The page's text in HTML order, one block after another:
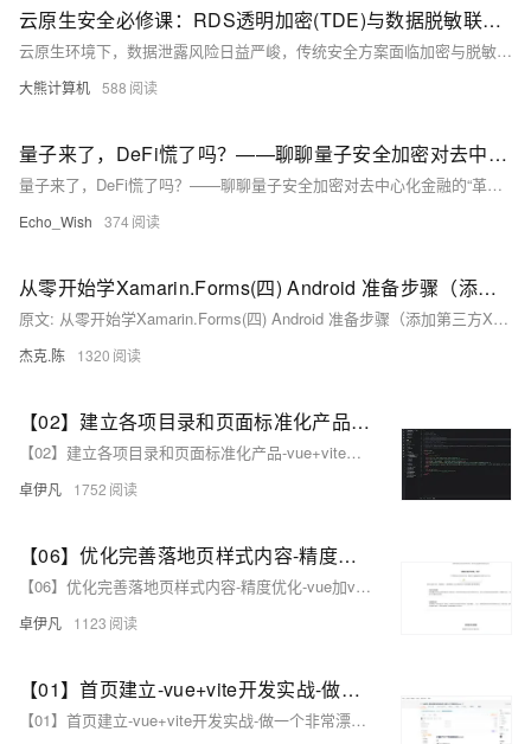
云原生安全必修课：RDS透明加密(TDE)与数据脱敏联动实施方案
云原生环境下，数据泄露风险日益严峻，传统安全方案面临加密与脱敏割裂、保护不连续、权限控制粗放三大挑战。本方案融合TDE透明加密与动态数据脱敏技术，构建存储-传输-计算全链路防护体系，通过SQL级加密与角色化脱敏规则，实现细粒度数据保护。结合密钥管理、权限控制与多云适配，提升安全性与性能，广泛适用于金融、医疗等高安全要求场景。
大熊计算机 588
量子来了，DeFi慌了吗？——聊聊量子安全加密对去中心化金融的“革命冲击”
量子来了，DeFi慌了吗？——聊聊量子安全加密对去中心化金融的“革命冲击”
Echo_Wish 374
从零开始学Xamarin.Forms(四) Android 准备步骤（添加第三方Xamarin.Forms.Labs库）
原文: 从零开始学Xamarin.Forms(四) Android 准备步骤（添加第三方Xamarin.Forms.Labs库） 1.安装对应dll Update-Package Xamarin.
杰克.陈 1320
【02】建立各项目录和页面标准化产品-vue+vite开发实战-做一个非常漂亮的APP下载落地页-支持PC和H5自适应提供安卓苹果鸿蒙下载和网页端访问-优雅草卓伊凡
【02】建立各项目录和页面标准化产品-vue+vite开发实战-做一个非常漂亮的APP下载落地页-支持PC和H5自适应提供安卓苹果鸿蒙下载和网页端访问-优雅草卓伊凡
卓伊凡 1752
【06】优化完善落地页样式内容-精度优化-vue加vite开发实战-做一个非常漂亮的APP下载落地页-支持PC和H5自适应提供安卓苹果鸿蒙下载和网页端访问-优雅草卓伊凡
【06】优化完善落地页样式内容-精度优化-vue加vite开发实战-做一个非常漂亮的APP下载落地页-支持PC和H5自适应提供安卓苹果鸿蒙下载和网页端访问-优雅草卓伊凡
卓伊凡 1123
【01】首页建立-vue+vite开发实战-做一个非常漂亮的APP下载落地页-支持PC和H5自适应提供安卓苹果鸿蒙下载和网页端访问-优雅草卓伊凡
【01】首页建立-vue+vite开发实战-做一个非常漂亮的APP下载落地页-支持PC和H5自适应提供安卓苹果鸿蒙下载和网页端访问-优雅草卓伊凡